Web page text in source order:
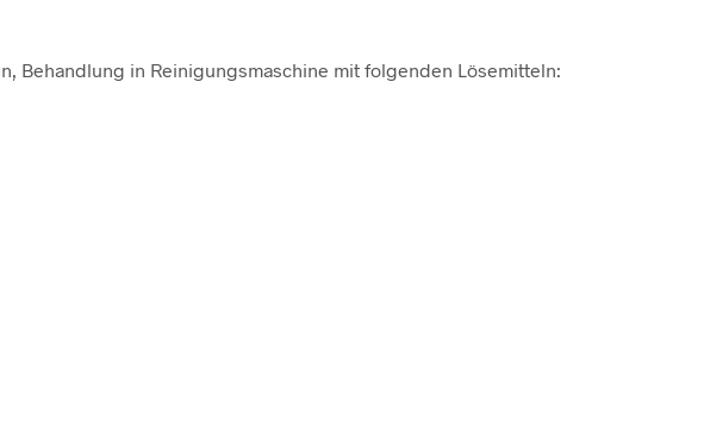
Behandlung in Reinigungsmaschine mit folgenden Lösemitteln: